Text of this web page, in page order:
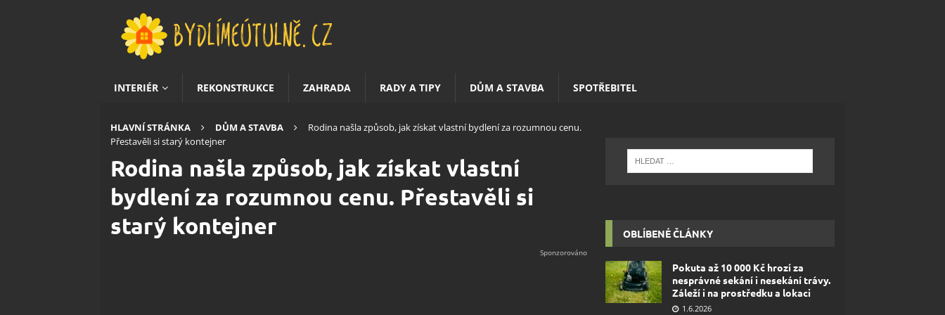
INTERIÉR REKONSTRUKCE ZAHRADA RADY A TIPY DŮM A STAVBA SPOTŘEBITEL
HLAVNÍ STRÁNKA DŮM A STAVBA
Rodina našla způsob, jak získat vlastní bydlení za rozumnou cenu.
Přestavěli si starý kontejner
Rodina našla způsob, jak získat vlastní
bydlení za rozumnou cenu. Přestavěli si
starý kontejner
OBLÍBENÉ ČLÁNKY
Pokuta až 10 000 Kč hrozí za
nesprávné sekání i nesekání trávy.
Záleží i na prostředku a lokaci
1.6.2026